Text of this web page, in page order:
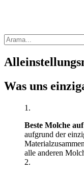
Was uns
Beste Molche
aufgrund der
alle anderen